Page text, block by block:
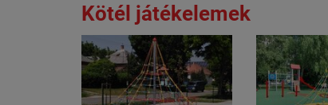
Kötél játékelemek